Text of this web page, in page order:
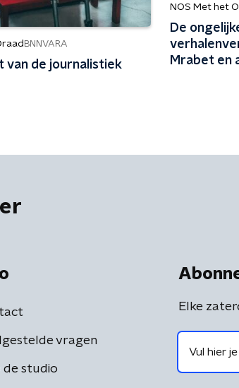
BNNVARA
van de journalistiek
NOS Met het
De
Mrabet en
vragen
de studio
Elke